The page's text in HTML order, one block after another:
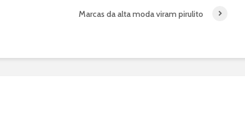
Marcas da alta moda viram pirulito